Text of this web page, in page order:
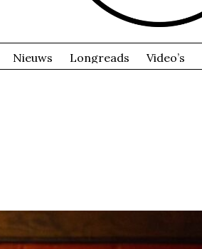
Nieuws Longreads Video’s